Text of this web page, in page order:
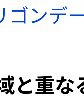
ゴンデ
と重